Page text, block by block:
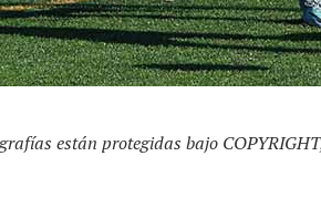
están protegidas bajo